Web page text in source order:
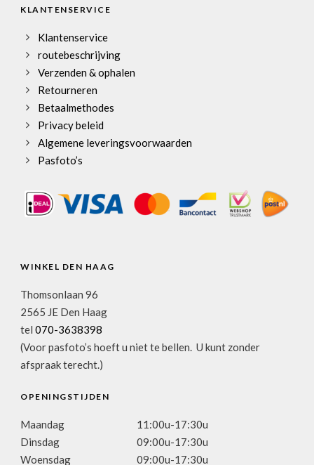
KLANTENSERVICE
Klantenservice
routebeschrijving
Verzenden & ophalen
Retourneren
Betaalmethodes
Privacy beleid
Algemene leveringsvoorwaarden
Pasfoto’s
WINKEL DEN HAAG
Thomsonlaan 96
2565 JE Den Haag
tel 070-3638398
(Voor pasfoto’s hoeft u niet te bellen. U kunt zonder
afspraak terecht.)
OPENINGSTIJDEN
Maandag
11:00u-17:30u
Dinsdag
09:00u-17:30u
Woensdag
09:00u-17:30u